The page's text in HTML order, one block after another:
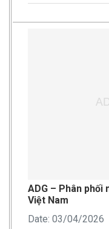
ADG – Phân phối
Việt Nam
Date: 03/04/2026